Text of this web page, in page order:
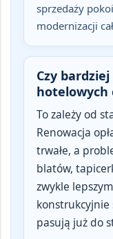
sprzedaży
modernizacji
Czy
hotelowych
To zależy od
Renowacja
trwałe, a
blatów,
zwykle
konstrukcyjnie
pasują już do